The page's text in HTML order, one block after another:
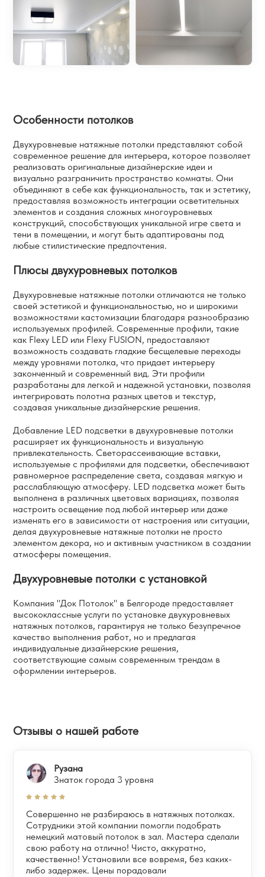
Особенности потолков
Двухуровневые натяжные потолки представляют собой
современное решение для интерьера, которое позволяет
реализовать оригинальные дизайнерские идеи и
визуально разграничить пространство комнаты. Они
объединяют в себе как функциональность, так и эстетику,
предоставляя возможность интеграции осветительных
элементов и создания сложных многоуровневых
конструкций, способствующих уникальной игре света и
тени в помещении, и могут быть адаптированы под
любые стилистические предпочтения.
Плюсы двухуровневых потолков
Двухуровневые натяжные потолки отличаются не только
своей эстетикой и функциональностью, но и широкими
возможностями кастомизации благодаря разнообразию
используемых профилей. Современные профили, такие
как Flexy LED или Flexy FUSION, предоставляют
возможность создавать гладкие бесщелевые переходы
между уровнями потолка, что придает интерьеру
законченный и современный вид. Эти профили
разработаны для легкой и надежной установки, позволяя
интегрировать полотна разных цветов и текстур,
создавая уникальные дизайнерские решения.
Добавление LED подсветки в двухуровневые потолки
расширяет их функциональность и визуальную
привлекательность. Светорассеивающие вставки,
используемые с профилями для подсветки, обеспечивают
равномерное распределение света, создавая мягкую и
расслабляющую атмосферу. LED подсветка может быть
выполнена в различных цветовых вариациях, позволяя
настроить освещение под любой интерьер или даже
изменять его в зависимости от настроения или ситуации,
делая двухуровневые натяжные потолки не просто
элементом декора, но и активным участником в создании
атмосферы помещения.
Двухуровневые потолки с установкой
Компания "Док Потолок" в Белгороде предоставляет
высококлассные услуги по установке двухуровневых
натяжных потолков, гарантируя не только безупречное
качество выполнения работ, но и предлагая
индивидуальные дизайнерские решения,
соответствующие самым современным трендам в
оформлении интерьеров.
Отзывы о нашей работе
Рузана
Знаток города 3 уровня
Совершенно не разбираюсь в натяжных потолках.
Сотрудники этой компании помогли подобрать
немецкий матовый потолок в зал. Мастера сделали
свою работу на отлично! Чисто, аккуратно,
качественно! Установили все вовремя, без каких-
либо задержек. Цены порадовали